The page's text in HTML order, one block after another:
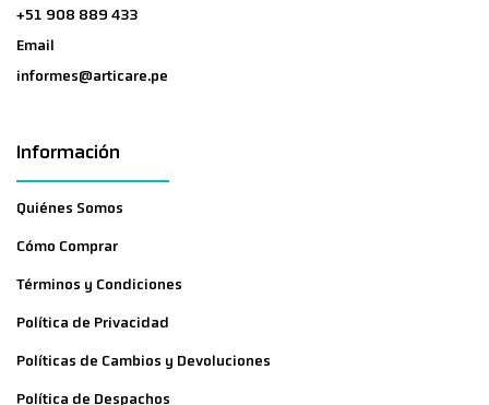
+51 908 889 433
Email
informes@articare.pe
Información
Quiénes Somos
Cómo Comprar
Términos y Condiciones
Política de Privacidad
Políticas de Cambios y Devoluciones
Política de Despachos